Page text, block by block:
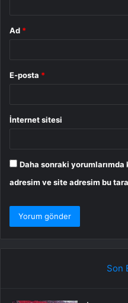
Ad *
E-posta *
İnternet sitesi
Daha sonraki yorumlarımda
adresim ve site adresim bu
Son